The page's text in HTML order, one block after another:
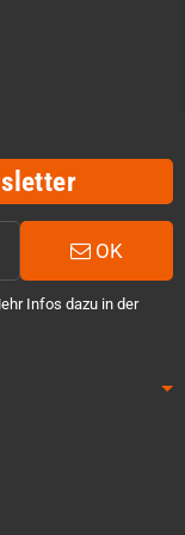
OK
Infos dazu in der